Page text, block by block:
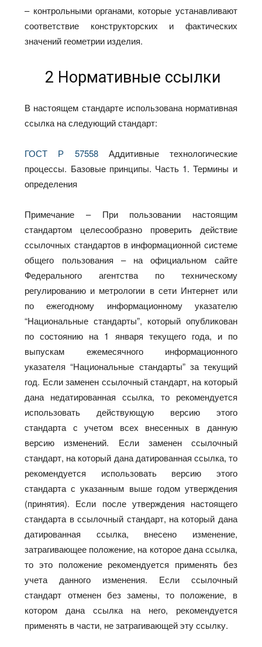
– контрольными органами, которые устанавливают
соответствие конструкторских и фактических
значений геометрии изделия.
2 Нормативные ссылки
В настоящем стандарте использована нормативная
ссылка на следующий стандарт:
ГОСТ Р 57558
Аддитивные технологические
процессы. Базовые принципы. Часть 1. Термины и
определения
Примечание – При пользовании настоящим
стандартом целесообразно проверить действие
ссылочных стандартов в информационной системе
общего пользования – на официальном сайте
Федерального агентства по техническому
регулированию и метрологии в сети Интернет или
по ежегодному информационному указателю
“Национальные стандарты”, который опубликован
по состоянию на 1 января текущего года, и по
выпускам ежемесячного информационного
указателя “Национальные стандарты” за текущий
год. Если заменен ссылочный стандарт, на который
дана недатированная ссылка, то рекомендуется
использовать действующую версию этого
стандарта с учетом всех внесенных в данную
версию изменений. Если заменен ссылочный
стандарт, на который дана датированная ссылка, то
рекомендуется использовать версию этого
стандарта с указанным выше годом утверждения
(принятия). Если после утверждения настоящего
стандарта в ссылочный стандарт, на который дана
датированная ссылка, внесено изменение,
затрагивающее положение, на которое дана ссылка,
то это положение рекомендуется применять без
учета данного изменения. Если ссылочный
стандарт отменен без замены, то положение, в
котором дана ссылка на него, рекомендуется
применять в части, не затрагивающей эту ссылку.